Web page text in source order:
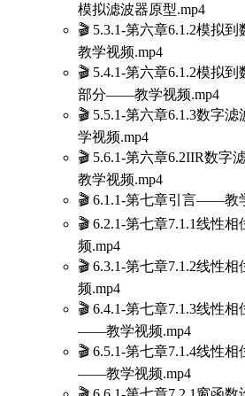
模拟滤波器原型.mp4
🎬 5.3.1-第六章6.1.2模拟
教学视频.mp4
🎬 5.4.1-第六章6.1.2模拟
部分——教学视频.mp4
🎬 5.5.1-第六章6.1.3数字
学视频.mp4
🎬 5.6.1-第六章6.2IIR数
教学视频.mp4
🎬 6.1.1-第七章引言——教
🎬 6.2.1-第七章7.1.1线性
频.mp4
🎬 6.3.1-第七章7.1.2线性
频.mp4
🎬 6.4.1-第七章7.1.3线性
——教学视频.mp4
🎬 6.5.1-第七章7.1.4线性
——教学视频.mp4